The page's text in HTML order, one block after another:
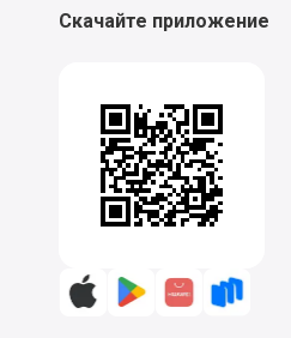
Скачайте приложение